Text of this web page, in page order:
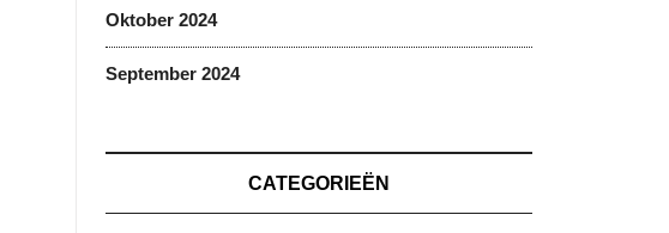
Oktober 2024
September 2024
CATEGORIEËN